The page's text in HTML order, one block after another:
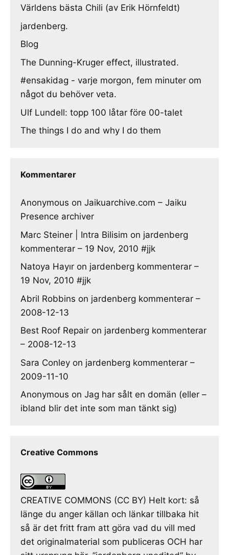
Världens bästa Chili (av Erik Hörnfeldt)
jardenberg.
Blog
The Dunning-Kruger effect, illustrated.
#ensakidag - varje morgon, fem minuter om
något du behöver veta.
Ulf Lundell: topp 100 låtar före 00-talet
The things I do and why I do them
Kommentarer
Anonymous on Jaikuarchive.com – Jaiku
Presence archiver
Marc Steiner | Intra Bilisim on jardenberg
kommenterar – 19 Nov, 2010 #jjk
Natoya Hayır on jardenberg kommenterar –
19 Nov, 2010 #jjk
Abril Robbins on jardenberg kommenterar –
2008-12-13
Best Roof Repair on jardenberg kommenterar
– 2008-12-13
Sara Conley on jardenberg kommenterar –
2009-11-10
Anonymous on Jag har sålt en domän (eller –
ibland blir det inte som man tänkt sig)
Creative Commons
CREATIVE COMMONS (CC BY) Helt kort: så
länge du anger källan och länkar tillbaka hit
så är det fritt fram att göra vad du vill med
det originalmaterial som publiceras OCH har